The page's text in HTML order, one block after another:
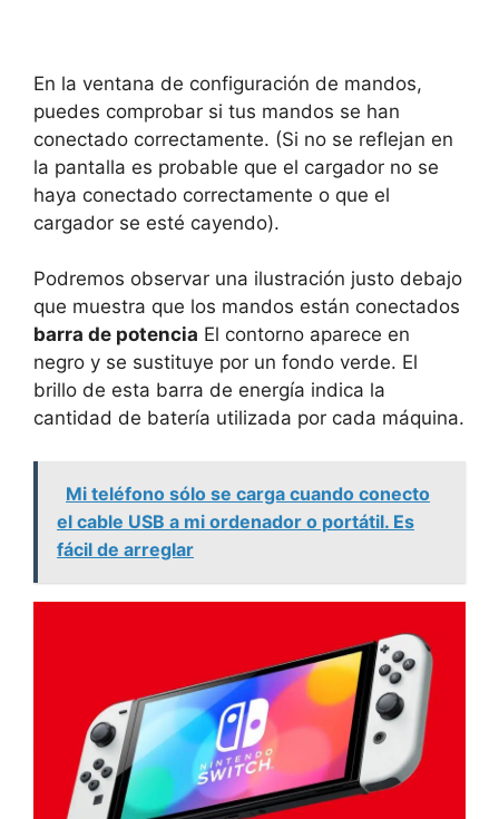
En la ventana de configuración de mandos,
puedes comprobar si tus mandos se han
conectado correctamente. (Si no se reflejan en
la pantalla es probable que el cargador no se
haya conectado correctamente o que el
cargador se esté cayendo).
Podremos observar una ilustración justo debajo
que muestra que los mandos están conectados
barra de potencia El contorno aparece en
negro y se sustituye por un fondo verde. El
brillo de esta barra de energía indica la
cantidad de batería utilizada por cada máquina.
Mi teléfono sólo se carga cuando conecto
el cable USB a mi ordenador o portátil. Es
fácil de arreglar